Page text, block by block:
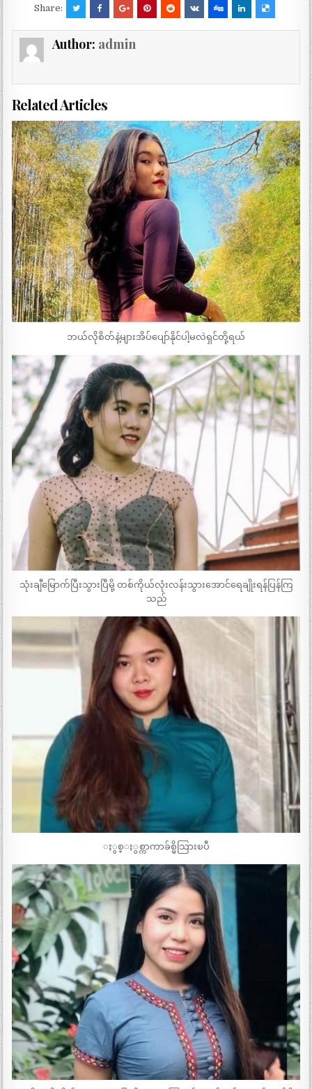
Share:
Author: admin
Related Articles
ဘယ်လိုစိတ်နဲ့များအိပ်ပျော်နိုင်ပါ့မလဲရှင်တို့ရယ်
သုံးချီမြောက်ပြီးသွားပြီမို့ တစ်ကိုယ်လုံးလန်းသွားအောင်ရေချိုးရန်ပြန်ကြ
သည်
ႏွစ္ႏွစ္ကာကာခ်စ္မိသြားၿပီ